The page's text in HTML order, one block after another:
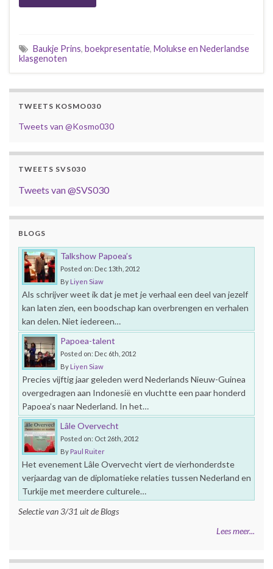
Baukje Prins, boekpresentatie, Molukse en Nederlandse
klasgenoten
TWEETS KOSMO030
Tweets van @Kosmo030
TWEETS SVS030
Tweets van @SVS030
BLOGS
Talkshow Papoea’s
Posted on: Dec 13th, 2012
By Liyen Siaw
Als schrijver weet ik dat je met je verhaal een deel van jezelf
kan laten zien, een boodschap kan overbrengen en verhalen
kan delen. Niet iedereen…
Papoea-talent
Posted on: Dec 6th, 2012
By Liyen Siaw
Precies vijftig jaar geleden werd Nederlands Nieuw-Guinea
overgedragen aan Indonesië en vluchtte een paar honderd
Papoea’s naar Nederland. In het…
Lâle Overvecht
Posted on: Oct 26th, 2012
By Paul Ruiter
Het evenement Lâle Overvecht viert de vierhonderdste
verjaardag van de diplomatieke relaties tussen Nederland en
Turkije met meerdere culturele…
Selectie van 3/31 uit de Blogs
Lees meer...